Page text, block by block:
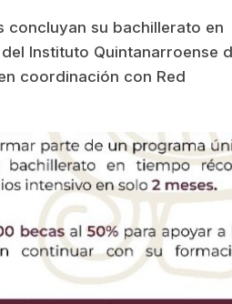
concluyan su bachillerato en
Instituto Quintanarroense
coordinación con Red